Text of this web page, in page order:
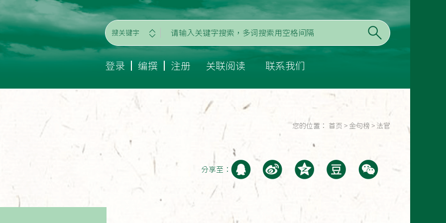
搜关键字
登录 编撰 注册 关联阅读 联系我们
您的位置： 首页 > 金句榜 > 法官
分享至：